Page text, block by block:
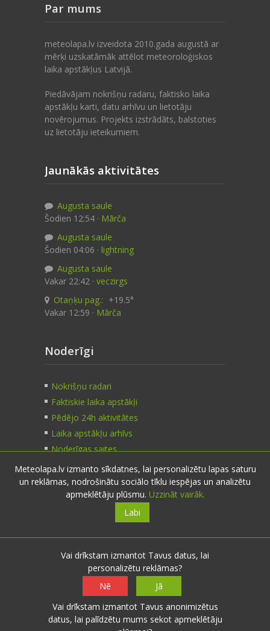
Par mums
meteolapa.lv izveidota 2010.gada augustā ar
mērķi uzskatāmāk attēlot meteoroloģiskos
laika apstākļus Latvijā.
Piedāvājam nokrišņu radaru, faktisko laika
apstākļu karti, datu arhīvu un lietotāju
novērojumus. Projekts izstrādāts, balstoties
uz lietotāju ieteikumiem.
Jaunākās aktivitātes
Augusta saule
Šodien 12:54 · Mārča
Augusta saule
Šodien 04:06 · lightning
Augusta saule
Vakar 22:42 · veczirgs
Otaņķu pag.: +19.5°
Vakar 12:59 · Mārča
Noderīgi
Nokrišņu radari
Faktiskie laika apstākļi
Pēdējo 24h aktivitātes
Laika apstākļu arhīvs
Noderīgas saites
Kontakti
nosūti ziņu
Seko mums
Meteolapa.lv izmanto sīkdatnes, lai personalizētu lapas saturu
un reklāmas, nodrošinātu sociālo tīklu iespējas un analizētu
apmeklētāju plūsmu. Uzzināt vairāk.
Labi
Vai drīkstam izmantot Tavus datus, lai
personalizētu reklāmas?
Nē
Jā
Vai drīkstam izmantot Tavus anonimizētus
datus, lai palīdzētu mums sekot apmeklētāju